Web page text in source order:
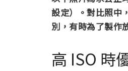
設定）。對比照中
別，有時為了製作
高 ISO 時